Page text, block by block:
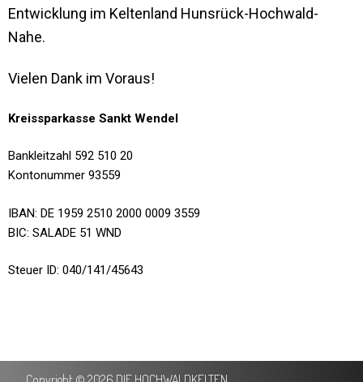
Entwicklung im Keltenland Hunsrück-Hochwald-
Nahe.
Vielen Dank im Voraus!
Kreissparkasse Sankt Wendel
Bankleitzahl 592 510 20
Kontonummer 93559
IBAN: DE 1959 2510 2000 0009 3559
BIC: SALADE 51 WND
Steuer ID: 040/141/45643